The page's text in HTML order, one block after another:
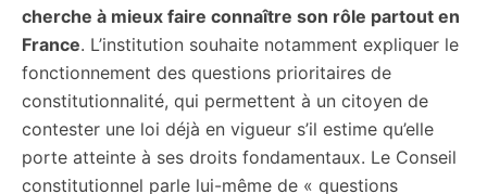
cherche à mieux faire connaître son rôle partout en
France. L’institution souhaite notamment expliquer le
fonctionnement des questions prioritaires de
constitutionnalité, qui permettent à un citoyen de
contester une loi déjà en vigueur s’il estime qu’elle
porte atteinte à ses droits fondamentaux. Le Conseil
constitutionnel parle lui-même de « questions